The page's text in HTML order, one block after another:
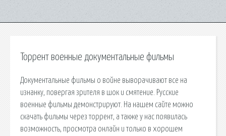
Торрент военные документальные фильмы
Документальные фильмы о войне выворачивают все на
изнанку, повергая зрителя в шок и смятение. Русские
военные фильмы демонстрируют. На нашем сайте можно
скачать фильмы через торрент, а также у нас появилась
возможность, просмотра онлайн и только в хорошем